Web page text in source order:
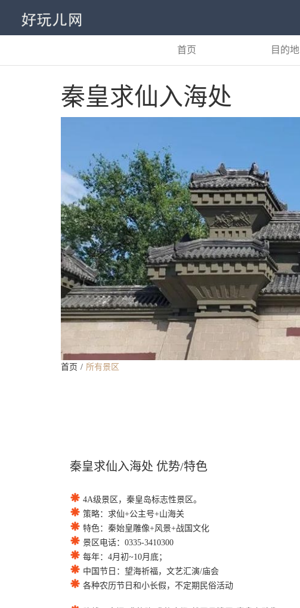
首页 目的地
秦皇求仙入海处
首页 所有景区
秦皇求仙入海处 优势/特色
4A级景区，秦皇岛标志性景区。
策略：求仙+公主号+山海关
特色：秦始皇雕像+风景+战国文化
景区电话：0335-3410300
每年：4月初~10月底；
中国节日：望海祈福，文艺汇演/庙会
各种农历节日和小长假，不定期民俗活动